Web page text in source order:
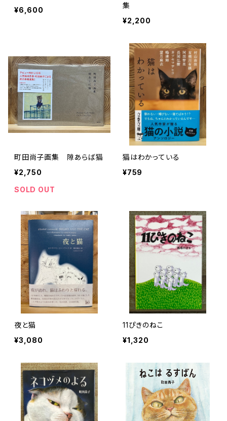
¥6,600
集
¥2,200
町田尚子画集 隙あらば猫
¥2,750
SOLD OUT
猫はわかっている
¥759
夜と猫
¥3,080
11ぴきのねこ
¥1,320